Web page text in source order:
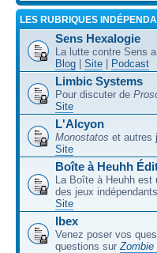
LES RUBRIQUES
Sens Hexalogie
La lutte contre Sens
Blog
Site Podcast
Limbic Systems
Pour discuter de
Site
L'Alcyon
Monostatos et autres
Site
Boîte à Heuhh
La Boîte à Heuhh est
des jeux
Site
Ibex
Venez poser vos
questions surZombie